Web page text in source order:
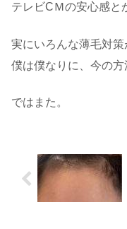
テレビCＭの安心感と
実にいろんな薄毛対策
僕は僕なりに、今の方
ではまた。